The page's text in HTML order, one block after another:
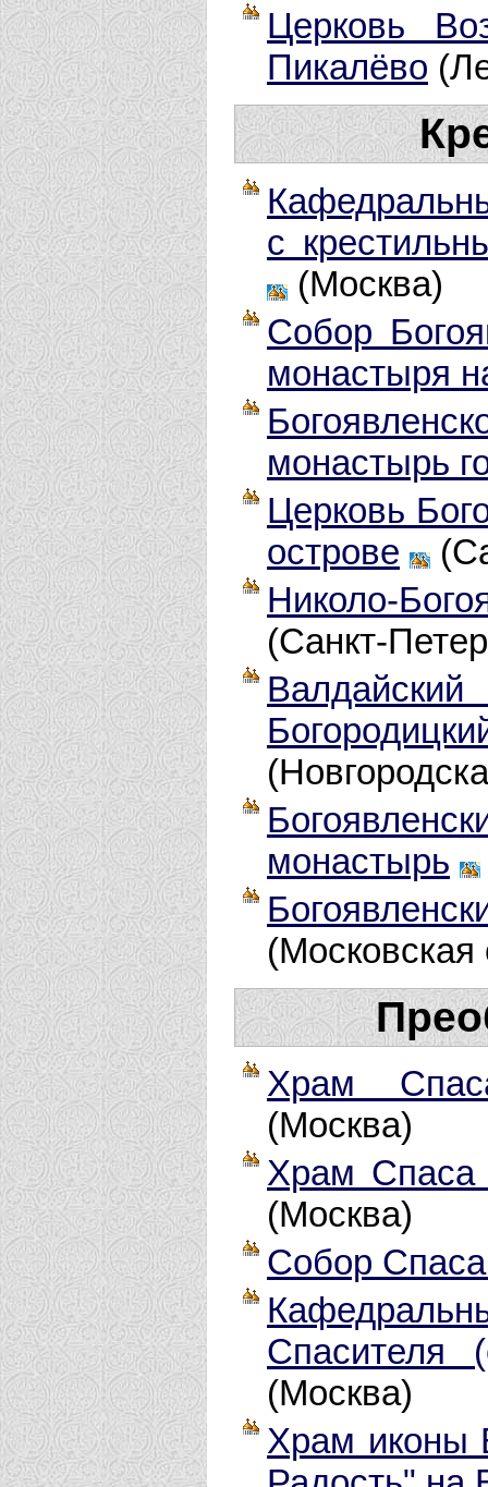
Церковь
Пикалёво
с
(Москва)
Собор
монастыря
монастырь
Церковь
острове
Николо-
(Санкт-
монастырь
(Московская
Храм
(Москва)
Храм Спаса
(Москва)
Собор
Спасителя
(Москва)
Храм иконы